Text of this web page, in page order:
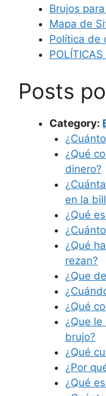
Brujos
Mapa de
Política de
POLÍTICAS
Posts
Category:
¿Qué
dinero?
en la
¿Qué
¿Qué
rezan?
¿Que
¿Qué
¿Que
brujo?
¿Qué
¿Por
¿Qué